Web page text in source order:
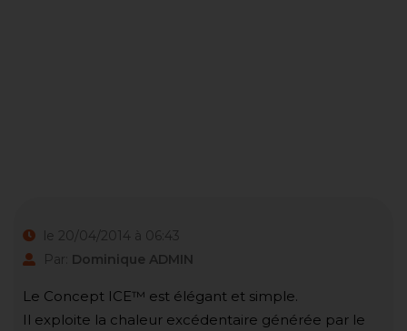
le 20/04/2014 à 06:43
Par: Dominique ADMIN
Le Concept ICE™ est élégant et simple.
Il exploite la chaleur excédentaire générée par le